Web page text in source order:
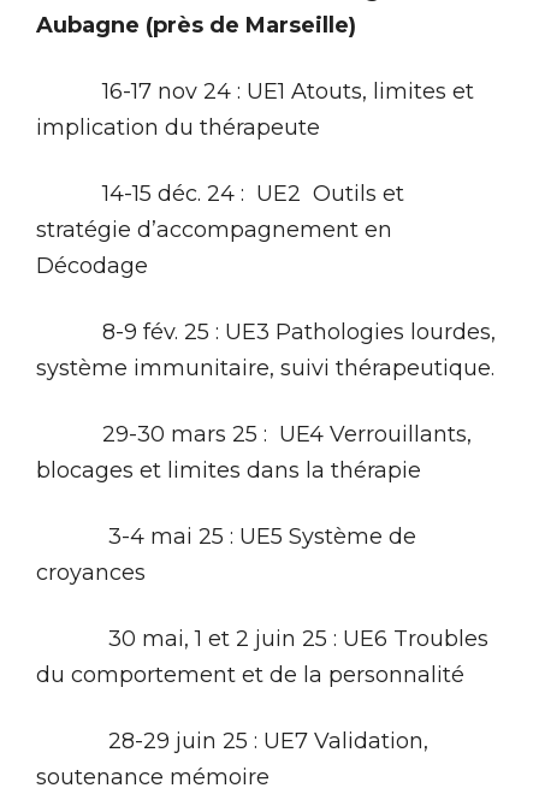
Aubagne (près de Marseille)
16-17 nov 24 : UE1 Atouts, limites et
implication du thérapeute
14-15 déc. 24 : UE2 Outils et
stratégie d’accompagnement en
Décodage
8-9 fév. 25 : UE3 Pathologies lourdes,
système immunitaire, suivi thérapeutique.
29-30 mars 25 : UE4 Verrouillants,
blocages et limites dans la thérapie
3-4 mai 25 : UE5 Système de
croyances
30 mai, 1 et 2 juin 25 : UE6 Troubles
du comportement et de la personnalité
28-29 juin 25 : UE7 Validation,
soutenance mémoire